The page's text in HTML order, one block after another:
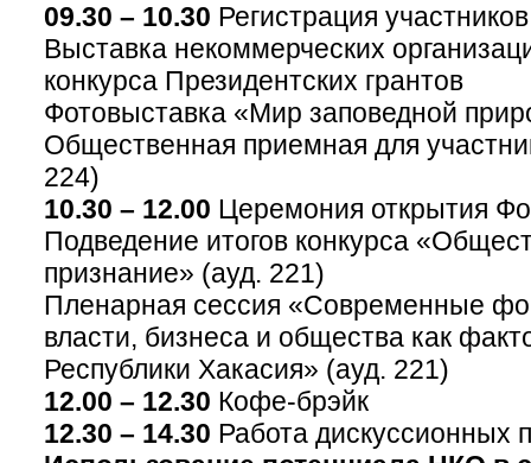
09.30 – 10.30 Регистрация
Выставка некоммерческих
конкурса Президентских грантов
Фотовыставка «Мир заповедной
Общественная приемная для
224)
10.30 – 12.00 Церемония открытия
Подведение итогов конкурса
признание» (ауд. 221)
Пленарная сессия «Современные
власти, бизнеса и общества как
Республики Хакасия» (ауд. 221)
12.00 – 12.30 Кофе-брэйк
12.30 – 14.30 Работа дискуссионных